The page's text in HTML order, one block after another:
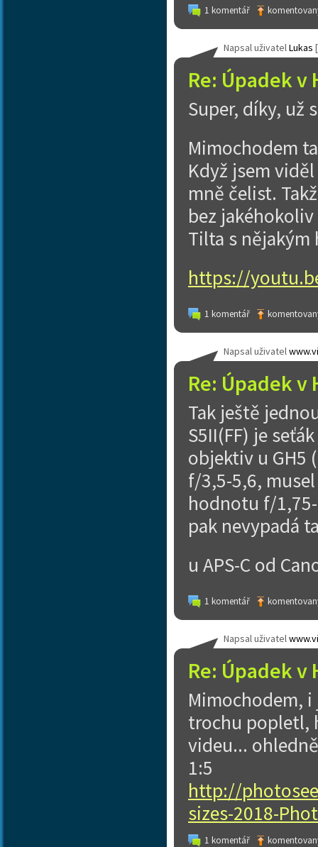
1 komentář
Re: Úpadek
Napsal uživatelLukas [
Super, díky, už
Mimochodem
Když jsem
mně čelist.
bez
Tilta s nějakým
https://
1 komentář
Re: Úpadek
Napsal uživatel
Tak ještě
S5II(FF) je
objektiv u GH5
f/3,5-5,6,
hodnotu f/
pak nevypadá
u APS-C od
1 komentář
Re: Úpadek
Napsal uživatel
Mimochodem,
trochu popletl,
videu...
1:5
http://
sizes-2018-
1 komentář